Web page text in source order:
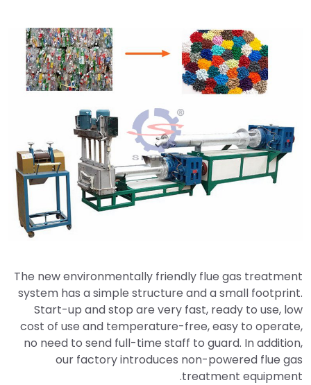
The new environmentally friendly flue gas treatment
system has a simple structure and a small footprint.
Start-up and stop are very fast, ready to use, low
cost of use and temperature-free, easy to operate,
no need to send full-time staff to guard. In addition,
our factory introduces non-powered flue gas
treatment equipment.